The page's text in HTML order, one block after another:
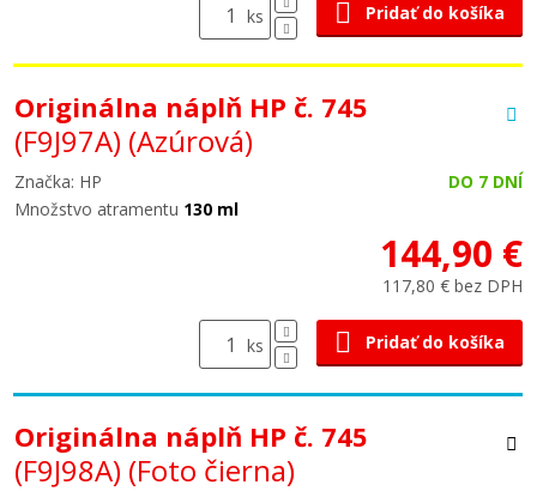
ks Pridať do košíka
Originálna náplň HP č. 745
(F9J97A) (Azúrová)
Značka: HP
DO 7 DNÍ
Množstvo atramentu 130 ml
144,90 €
117,80 € bez DPH
ks Pridať do košíka
Originálna náplň HP č. 745
(F9J98A) (Foto čierna)